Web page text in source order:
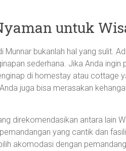
untuk
Munnar bukanlah hal yang sulit.
sederhana. Jika Anda
di homestay atau cottage
juga bisa merasakan
direkomendasikan antara lain
yang cantik dan
akomodasi dengan